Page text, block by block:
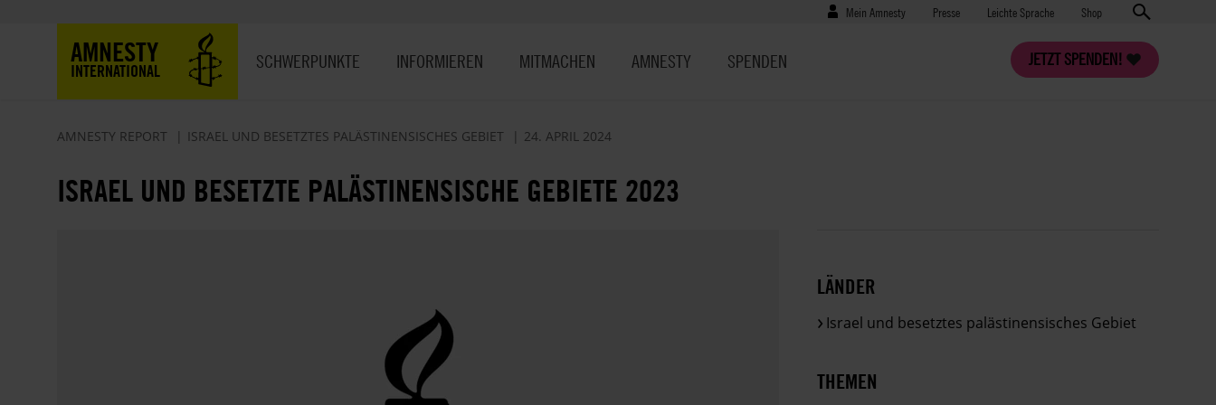
Benutzermenü
Mein Amnesty Presse
Presse Leichte Sprache Shop
AMNESTY
INTERNATIONAL
JETZT SPENDEN!
SCHWERPUNKTE INFORMIEREN MITMACHEN AMNESTY SPENDEN
AMNESTY REPORT ISRAEL UND BESETZTES PALÄSTINENSISCHES GEBIET 24. APRIL 2024
ISRAEL UND BESETZTE PALÄSTINENSISCHE GEBIETE 2023
LÄNDER
Israel und besetztes palästinensisches Gebiet
THEMEN